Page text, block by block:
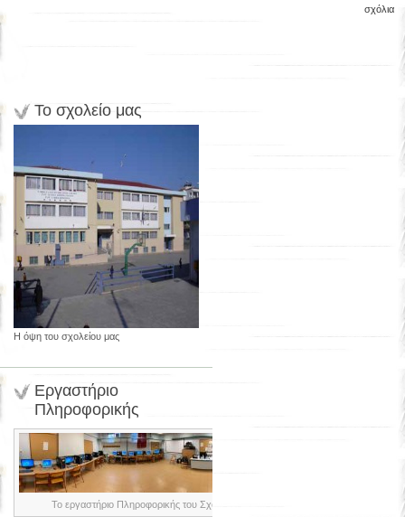
σχόλια
Το σχολείο μας
Η όψη του σχολείου μας
Εργαστήριο
Πληροφορικής
Το εργαστήριο Πληροφορικής του Σχολείου μας